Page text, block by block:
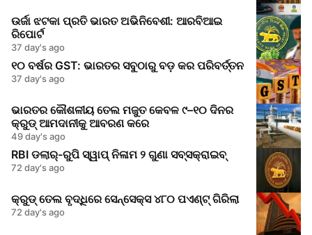
ଉର୍ଜା ଝଟକା ପ୍ରତି ଭାରତ ଅଭିନିବେଶୀ: ଆରବିଆଇ
ରିପୋର୍ଟ
37 day's ago
୧୦ ବର୍ଷର GST: ଭାରତର ସବୁଠାରୁ ବଡ଼ କର ପରିବର୍ତ୍ତନ
37 day's ago
ଭାରତର କୌଶଳୀୟ ତେଲ ମଜୁତ କେବଳ ୯–୧୦ ଦିନର
କ୍ରୁଡ୍ ଆମଦାନୀକୁ ଆବରଣ କରେ
49 day's ago
RBI ଡଲାର୍-ରୁପି ସ୍ୱାପ୍ ନିଳାମ ୨ ଗୁଣା ସବ୍ସକ୍ରାଇବ୍
72 day's ago
କ୍ରୁଡ୍ ତେଲ ବୃଦ୍ଧିରେ ସେନ୍ସେକ୍ସ ୪୮୦ ପଏଣ୍ଟ୍ ଗିରିଲା
72 day's ago